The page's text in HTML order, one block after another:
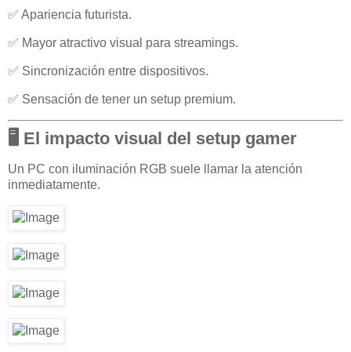
✅ Apariencia futurista.
✅ Mayor atractivo visual para streamings.
✅ Sincronización entre dispositivos.
✅ Sensación de tener un setup premium.
🖥️ El impacto visual del setup gamer
Un PC con iluminación RGB suele llamar la atención
inmediatamente.